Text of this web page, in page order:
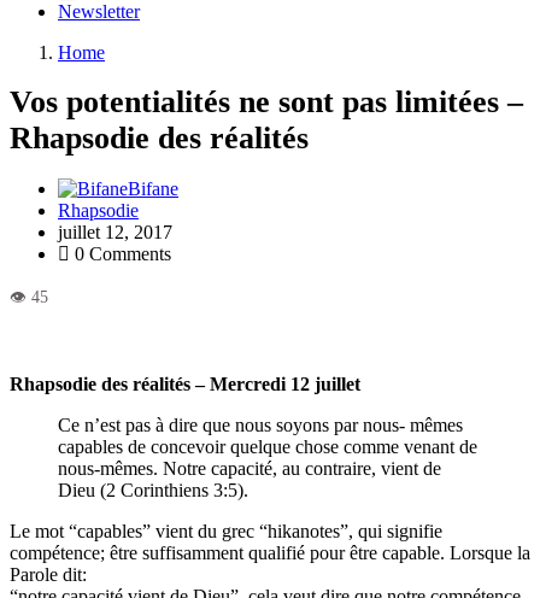
Newsletter
Home
Vos potentialités ne sont pas limitées –
Rhapsodie des réalités
Bifane
Rhapsodie
juillet 12, 2017
0 Comments
Rhapsodie des réalités – Mercredi 12 juillet
Ce n’est pas à dire que nous soyons par nous- mêmes
capables de concevoir quelque chose comme venant de
nous-mêmes. Notre capacité, au contraire, vient de
Dieu (2 Corinthiens 3:5).
Le mot “capables” vient du grec “hikanotes”, qui signifie
compétence; être suffisamment qualifié pour être capable. Lorsque la
Parole dit: